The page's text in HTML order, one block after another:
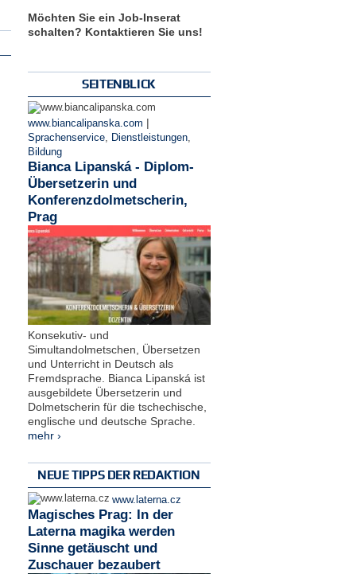
Möchten Sie ein Job-Inserat
schalten? Kontaktieren Sie uns!
SEITENBLICK
www.biancalipanska.com |
Sprachenservice, Dienstleistungen,
Bildung
Bianca Lipanská - Diplom-
Übersetzerin und
Konferenzdolmetscherin,
Prag
Konsekutiv- und
Simultandolmetschen, Übersetzen
und Unterricht in Deutsch als
Fremdsprache. Bianca Lipanská ist
ausgebildete Übersetzerin und
Dolmetscherin für die tschechische,
englische und deutsche Sprache.
mehr ›
NEUE TIPPS DER REDAKTION
www.laterna.cz
Magisches Prag: In der
Laterna magika werden
Sinne getäuscht und
Zuschauer bezaubert